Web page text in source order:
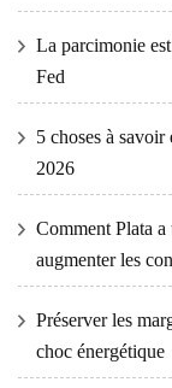
La parcimonie
Fed
5 choses à
2026
Comment Plata
augmenter les
Préserver les
choc énergétique